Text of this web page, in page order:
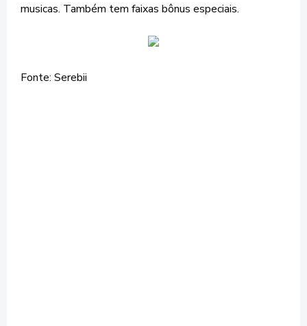
musicas. Também tem faixas bônus especiais.
Fonte: Serebii